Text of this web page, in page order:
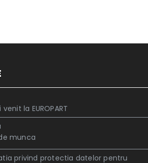
la EUROPART
munca
privind protectia datelor pentru